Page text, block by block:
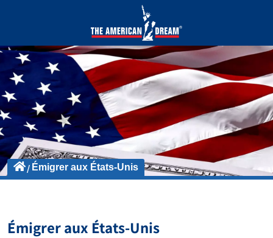
Émigrer aux États-Unis
Émigrer aux États-Unis